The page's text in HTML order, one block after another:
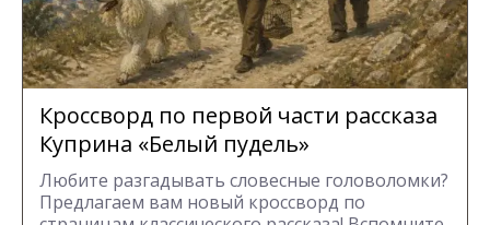
Кроссворд по первой части рассказа
Куприна «Белый пудель»
Любите разгадывать словесные головоломки?
Предлагаем вам новый кроссворд по